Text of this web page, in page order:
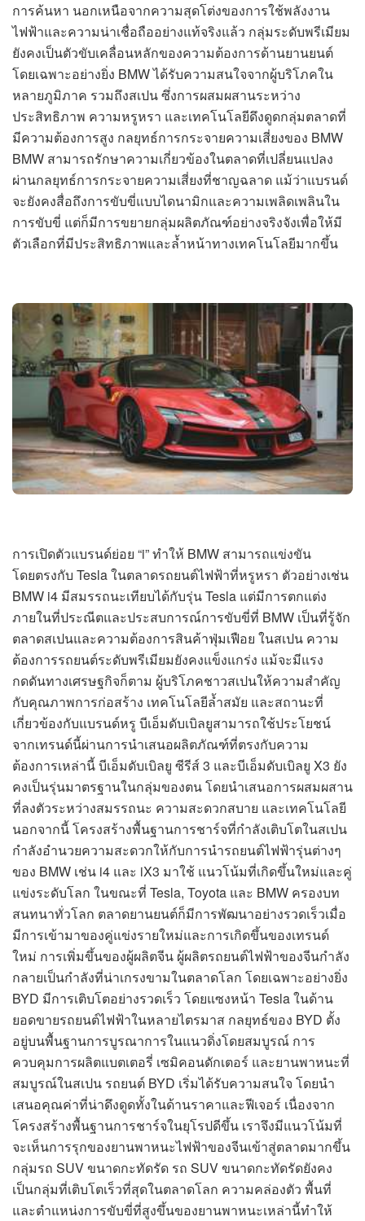
การค้นหา นอกเหนือจากความสุดโต่งของการใช้พลังงาน
ไฟฟ้าและความน่าเชื่อถืออย่างแท้จริงแล้ว กลุ่มระดับพรีเมียม
ยังคงเป็นตัวขับเคลื่อนหลักของความต้องการด้านยานยนต์
โดยเฉพาะอย่างยิ่ง BMW ได้รับความสนใจจากผู้บริโภคใน
หลายภูมิภาค รวมถึงสเปน ซึ่งการผสมผสานระหว่าง
ประสิทธิภาพ ความหรูหรา และเทคโนโลยีดึงดูดกลุ่มตลาดที่
มีความต้องการสูง กลยุทธ์การกระจายความเสี่ยงของ BMW
BMW สามารถรักษาความเกี่ยวข้องในตลาดที่เปลี่ยนแปลง
ผ่านกลยุทธ์การกระจายความเสี่ยงที่ชาญฉลาด แม้ว่าแบรนด์
จะยังคงสื่อถึงการขับขี่แบบไดนามิกและความเพลิดเพลินใน
การขับขี่ แต่ก็มีการขยายกลุ่มผลิตภัณฑ์อย่างจริงจังเพื่อให้มี
ตัวเลือกที่มีประสิทธิภาพและล้ำหน้าทางเทคโนโลยีมากขึ้น
การเปิดตัวแบรนด์ย่อย “i” ทำให้ BMW สามารถแข่งขัน
โดยตรงกับ Tesla ในตลาดรถยนต์ไฟฟ้าที่หรูหรา ตัวอย่างเช่น
BMW i4 มีสมรรถนะเทียบได้กับรุ่น Tesla แต่มีการตกแต่ง
ภายในที่ประณีตและประสบการณ์การขับขี่ที่ BMW เป็นที่รู้จัก
ตลาดสเปนและความต้องการสินค้าฟุ่มเฟือย ในสเปน ความ
ต้องการรถยนต์ระดับพรีเมียมยังคงแข็งแกร่ง แม้จะมีแรง
กดดันทางเศรษฐกิจก็ตาม ผู้บริโภคชาวสเปนให้ความสำคัญ
กับคุณภาพการก่อสร้าง เทคโนโลยีล้ำสมัย และสถานะที่
เกี่ยวข้องกับแบรนด์หรู บีเอ็มดับเบิลยูสามารถใช้ประโยชน์
จากเทรนด์นี้ผ่านการนำเสนอผลิตภัณฑ์ที่ตรงกับความ
ต้องการเหล่านี้ บีเอ็มดับเบิลยู ซีรีส์ 3 และบีเอ็มดับเบิลยู X3 ยัง
คงเป็นรุ่นมาตรฐานในกลุ่มของตน โดยนำเสนอการผสมผสาน
ที่ลงตัวระหว่างสมรรถนะ ความสะดวกสบาย และเทคโนโลยี
นอกจากนี้ โครงสร้างพื้นฐานการชาร์จที่กำลังเติบโตในสเปน
กำลังอำนวยความสะดวกให้กับการนำรถยนต์ไฟฟ้ารุ่นต่างๆ
ของ BMW เช่น i4 และ iX3 มาใช้ แนวโน้มที่เกิดขึ้นใหม่และคู่
แข่งระดับโลก ในขณะที่ Tesla, Toyota และ BMW ครองบท
สนทนาทั่วโลก ตลาดยานยนต์ก็มีการพัฒนาอย่างรวดเร็วเมื่อ
มีการเข้ามาของคู่แข่งรายใหม่และการเกิดขึ้นของเทรนด์
ใหม่ การเพิ่มขึ้นของผู้ผลิตจีน ผู้ผลิตรถยนต์ไฟฟ้าของจีนกำลัง
กลายเป็นกำลังที่น่าเกรงขามในตลาดโลก โดยเฉพาะอย่างยิ่ง
BYD มีการเติบโตอย่างรวดเร็ว โดยแซงหน้า Tesla ในด้าน
ยอดขายรถยนต์ไฟฟ้าในหลายไตรมาส กลยุทธ์ของ BYD ตั้ง
อยู่บนพื้นฐานการบูรณาการในแนวดิ่งโดยสมบูรณ์ การ
ควบคุมการผลิตแบตเตอรี่ เซมิคอนดักเตอร์ และยานพาหนะที่
สมบูรณ์ในสเปน รถยนต์ BYD เริ่มได้รับความสนใจ โดยนำ
เสนอคุณค่าที่น่าดึงดูดทั้งในด้านราคาและฟีเจอร์ เนื่องจาก
โครงสร้างพื้นฐานการชาร์จในยุโรปดีขึ้น เราจึงมีแนวโน้มที่
จะเห็นการรุกของยานพาหนะไฟฟ้าของจีนเข้าสู่ตลาดมากขึ้น
กลุ่มรถ SUV ขนาดกะทัดรัด รถ SUV ขนาดกะทัดรัดยังคง
เป็นกลุ่มที่เติบโตเร็วที่สุดในตลาดโลก ความคล่องตัว พื้นที่
และตำแหน่งการขับขี่ที่สูงขึ้นของยานพาหนะเหล่านี้ทำให้